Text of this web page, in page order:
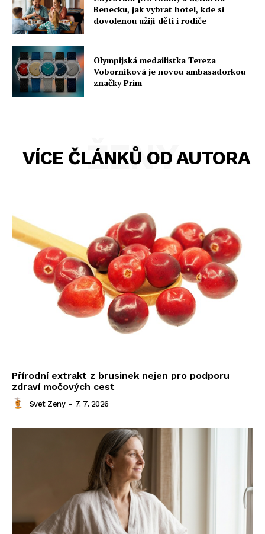
Benecku, jak vybrat hotel, kde si
dovolenou užijí děti i rodiče
Olympijská medailistka Tereza
Voborníková je novou ambasadorkou
značky Prim
VÍCE ČLÁNKŮ OD AUTORA
ŽENY
Přírodní extrakt z brusinek nejen pro podporu
zdraví močových cest
Svet Zeny - 7. 7. 2026